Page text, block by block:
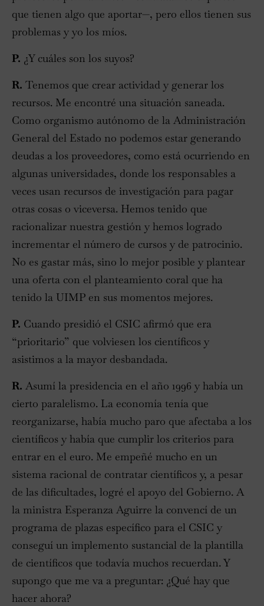
que tienen algo que aportar—, pero ellos tienen sus
problemas y yo los míos.
P. ¿Y cuáles son los suyos?
R. Tenemos que crear actividad y generar los
recursos. Me encontré una situación saneada.
Como organismo autónomo de la Administración
General del Estado no podemos estar generando
deudas a los proveedores, como está ocurriendo en
algunas universidades, donde los responsables a
veces usan recursos de investigación para pagar
otras cosas o viceversa. Hemos tenido que
racionalizar nuestra gestión y hemos logrado
incrementar el número de cursos y de patrocinio.
No es gastar más, sino lo mejor posible y plantear
una oferta con el planteamiento coral que ha
tenido la UIMP en sus momentos mejores.
P. Cuando presidió el CSIC afirmó que era
“prioritario” que volviesen los científicos y
asistimos a la mayor desbandada.
R. Asumí la presidencia en el año 1996 y había un
cierto paralelismo. La economía tenía que
reorganizarse, había mucho paro que afectaba a los
científicos y había que cumplir los criterios para
entrar en el euro. Me empeñé mucho en un
sistema racional de contratar científicos y, a pesar
de las dificultades, logré el apoyo del Gobierno. A
la ministra Esperanza Aguirre la convencí de un
programa de plazas específico para el CSIC y
conseguí un implemento sustancial de la plantilla
de científicos que todavía muchos recuerdan. Y
supongo que me va a preguntar: ¿Qué hay que
hacer ahora?